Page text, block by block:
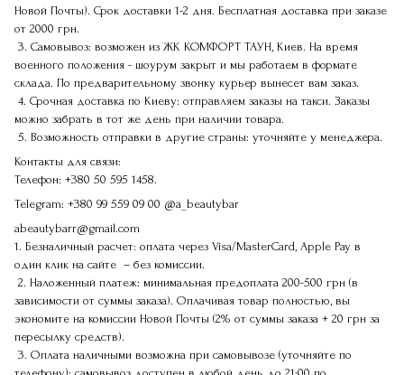
Новой Почты). Срок доставки 1-2 дня. Бесплатная доставка при заказе
от 2000 грн.
3. Самовывоз: возможен из ЖК КОМФОРТ ТАУН, Киев. На время
военного положения - шоурум закрыт и мы работаем в формате
склада. По предварительному звонку курьер вынесет вам заказ.
4. Срочная доставка по Киеву: отправляем заказы на такси. Заказы
можно забрать в тот же день при наличии товара.
5. Возможность отправки в другие страны: уточняйте у менеджера.
Контакты для связи:
Телефон: +380 50 595 1458.
Telegram: +380 99 559 09 00 @a_beautybar
abeautybarr@gmail.com
1. Безналичный расчет: оплата через Visa/MasterCard, Apple Pay в
один клик на сайте – без комиссии.
2. Наложенный платеж: минимальная предоплата 200-500 грн (в
зависимости от суммы заказа). Оплачивая товар полностью, вы
экономите на комиссии Новой Почты (2% от суммы заказа + 20 грн за
пересылку средств).
3. Оплата наличными возможна при самовывозе (уточняйте по